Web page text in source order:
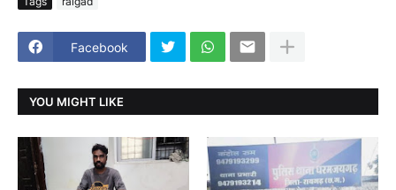
Facebook
YOU MIGHT LIKE